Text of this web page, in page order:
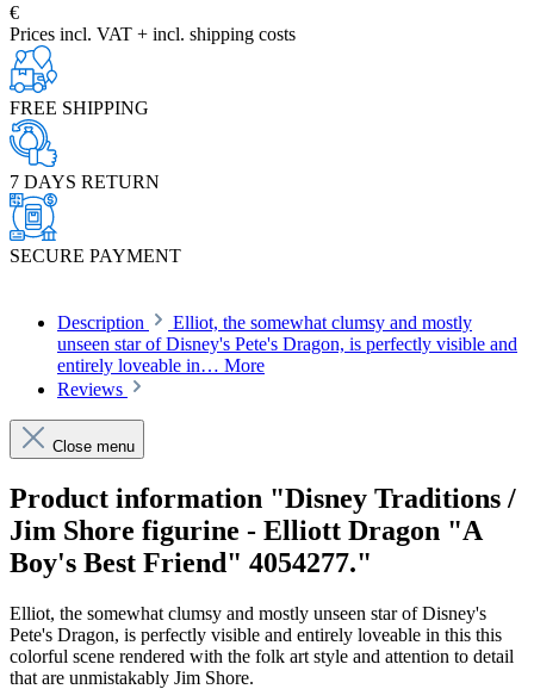
€
Prices incl. VAT + incl. shipping costs
FREE SHIPPING
7 DAYS RETURN
SECURE PAYMENT
Description
Elliot, the somewhat clumsy and mostly
unseen star of Disney's Pete's Dragon, is perfectly visible and
entirely loveable in… More
Reviews
Close menu
Product information "Disney Traditions /
Jim Shore figurine - Elliott Dragon "A
Boy's Best Friend" 4054277."
Elliot, the somewhat clumsy and mostly unseen star of Disney's
Pete's Dragon, is perfectly visible and entirely loveable in this this
colorful scene rendered with the folk art style and attention to detail
that are unmistakably Jim Shore.